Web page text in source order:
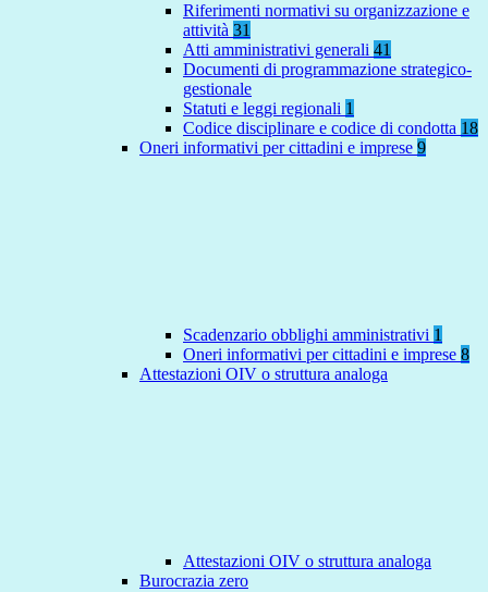
Riferimenti normativi su organizzazione e
attività 31
Atti amministrativi generali 41
Documenti di programmazione strategico-
gestionale
Statuti e leggi regionali 1
Codice disciplinare e codice di condotta 18
Oneri informativi per cittadini e imprese 9
Scadenzario obblighi amministrativi 1
Oneri informativi per cittadini e imprese 8
Attestazioni OIV o struttura analoga
Attestazioni OIV o struttura analoga
Burocrazia zero